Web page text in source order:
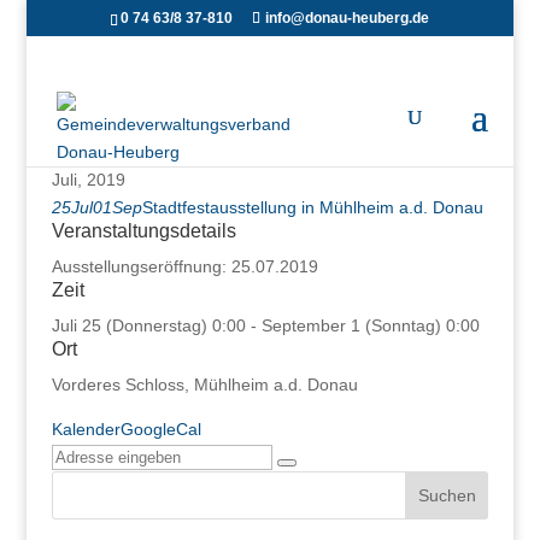
0 74 63/8 37-810 info@donau-heuberg.de
Juli, 2019
25Jul01SepStadtfestausstellung in Mühlheim a.d. Donau
Veranstaltungsdetails
Ausstellungseröffnung: 25.07.2019
Zeit
Juli 25 (Donnerstag) 0:00 - September 1 (Sonntag) 0:00
Ort
Vorderes Schloss, Mühlheim a.d. Donau
KalenderGoogleCal